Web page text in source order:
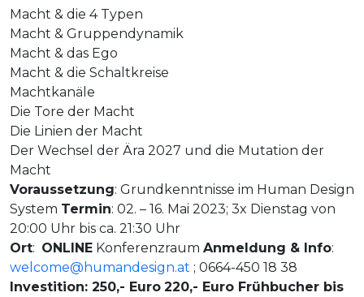
Macht & die 4 Typen
Macht & Gruppendynamik
Macht & das Ego
Macht & die Schaltkreise
Machtkanäle
Die Tore der Macht
Die Linien der Macht
Der Wechsel der Ära 2027 und die Mutation der
Macht
Voraussetzung: Grundkenntnisse im Human Design
System Termin: 02. – 16. Mai 2023; 3x Dienstag von
20:00 Uhr bis ca. 21:30 Uhr
Ort: ONLINE Konferenzraum Anmeldung & Info:
welcome@humandesign.at ; 0664-450 18 38
Investition: 250,- Euro 220,- Euro Frühbucher bis